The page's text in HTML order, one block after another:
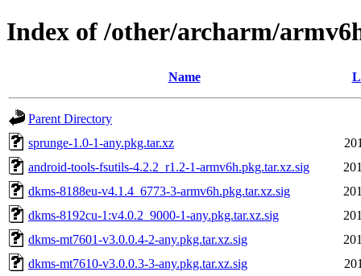
Index of /other/archarm/
Name
Parent Directory
sprunge-1.0-1-any.pkg.tar.xz
android-tools-fsutils-4.2.2_r1.2-1-armv6h.pkg.tar.xz.sig
dkms-8188eu-v4.1.4_6773-3-armv6h.pkg.tar.xz.sig
dkms-8192cu-1:v4.0.2_9000-1-any.pkg.tar.xz.sig
dkms-mt7601-v3.0.0.4-2-any.pkg.tar.xz.sig
dkms-mt7610-v3.0.0.3-3-any.pkg.tar.xz.sig